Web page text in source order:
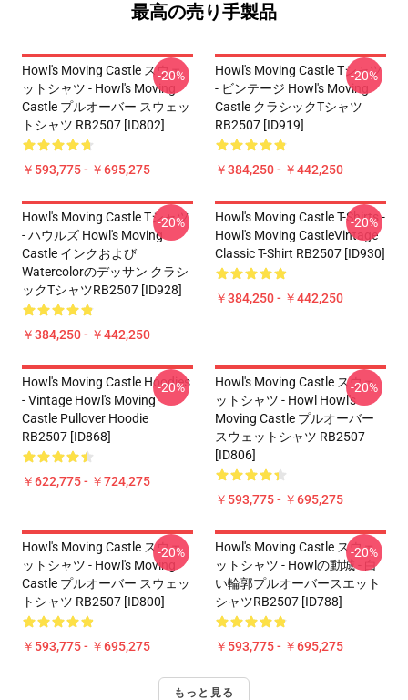
最高の売り手製品
Howl's Moving Castle スウェ
ットシャツ - Howl's Moving
Castle プルオーバー スウェッ
トシャツ RB2507 [ID802]
￥593,775 - ￥695,275
-20%
Howl's Moving Castle Tシャツ
- ビンテージ Howl's Moving
Castle クラシックTシャツ
RB2507 [ID919]
￥384,250 - ￥442,250
-20%
Howl's Moving Castle Tシャツ
- ハウルズ Howl's Moving
Castle インクおよび
Watercolorのデッサン クラシ
ックTシャツRB2507 [ID928]
￥384,250 - ￥442,250
-20%
Howl's Moving Castle T-Shirts -
Howl's Moving CastleVintage
Classic T-Shirt RB2507 [ID930]
￥384,250 - ￥442,250
-20%
Howl's Moving Castle Hoodies
- Vintage Howl's Moving
Castle Pullover Hoodie
RB2507 [ID868]
￥622,775 - ￥724,275
-20%
Howl's Moving Castle スウェ
ットシャツ - Howl Howl's
Moving Castle プルオーバー
スウェットシャツ RB2507
[ID806]
￥593,775 - ￥695,275
-20%
Howl's Moving Castle スウェ
ットシャツ - Howl's Moving
Castle プルオーバー スウェッ
トシャツ RB2507 [ID800]
￥593,775 - ￥695,275
-20%
Howl's Moving Castle スウェ
ットシャツ - Howlの動城 - 白
い輪郭プルオーバースエット
シャツRB2507 [ID788]
￥593,775 - ￥695,275
-20%
もっと見る